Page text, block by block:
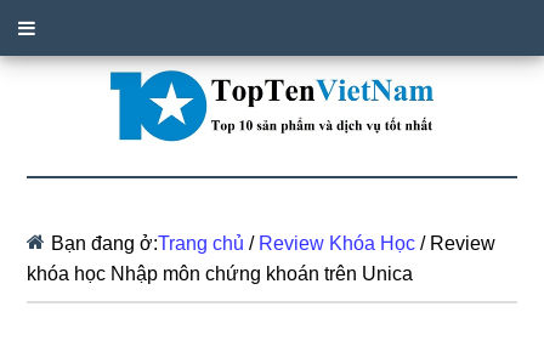
Bạn đang ở:Trang chủ / Review Khóa Học /Review
khóa học Nhập môn chứng khoán trên Unica